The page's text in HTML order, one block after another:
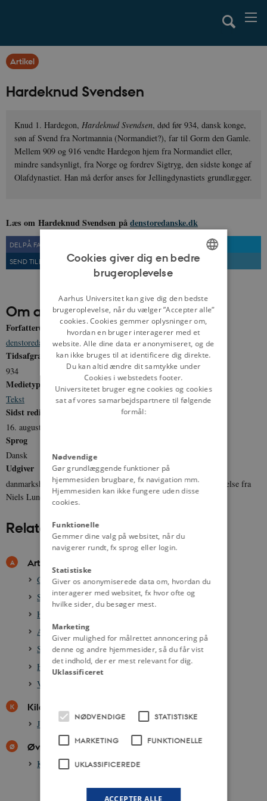
Artikel
Hardeknud Svendsen
Knud 1. Hardegon,Hardeknud Svendsen, død før 934, dansk konge,
søn af Svend fra Nortmannia (Normandiet?), far til Gorm den Gamle.
Mellem 909 og 916 vendte Hardegon hjem fra Normandiet eller,
mindre sandsynligt, fra Norge og fordrev Sigtryg, den sidste konge af
Olafdynastiet. Han må derfor anses for Jellingdynastiets grundlægger.
Læs om Hardeknud Svendsen pådenstoredanske.dk
DEL PÅ FACEBOOK
SEND TIL EN VEN
UDSKRIV
Om artiklen
Forfatter(e)
denstoredanske.dk,Niels Lund
Tidsafgrænsning
934
Medietype
Tekst
Sidst redigeret
16. august 2011
Sprog
Dansk
Udgiver
danmarkshistorien.dk og denstoredanske.dk. Gengivet med tilladelse fra
Niels Lund og Gyldendal.
Relateret indhold
Artikler
Gorm den Gamle, død ca. 958
Sigtryg
Horik 2. den Unge
Angantyr
Sigfred 1.
Hemming, død ca. 811-812
Vikingetiden, ca. 800-1050
Kilder
Jellingstenene, ca. 950-965
Øvrige
Kongerækken, ca. 950-
DANISH
Cookies giver dig en bedre
brugeroplevelse
Aarhus Universitet kan give dig den bedste
brugeroplevelse, når du vælger ”Accepter alle”
cookies. Cookies gemmer oplysninger om,
hvordan en bruger interagerer med et
website. Alle dine data er anonymiseret, og de
kan ikke bruges til at identificere dig direkte.
Du kan altid ændre dit samtykke under
Cookies i webstedets footer.
Universitetet bruger egne cookies og cookies
sat af vores samarbejdspartnere til følgende
formål:
Nødvendige
Gør grundlæggende funktioner på
hjemmesiden brugbare, fx navigation mm.
Hjemmesiden kan ikke fungere uden disse
cookies.
Funktionelle
Gemmer dine valg på websitet, når du
navigerer rundt, fx sprog eller login.
Statistiske
Giver os anonymiserede data om, hvordan du
interagerer med websitet, fx hvor ofte og
hvilke sider, du besøger mest.
Marketing
Giver mulighed for målrettet annoncering på
denne og andre hjemmesider, så du får vist
det indhold, der er mest relevant for dig.
Uklassificeret
NØDVENDIGE STATISTISKE
MARKETING FUNKTIONELLE
UKLASSIFICEREDE
ACCEPTER ALLE